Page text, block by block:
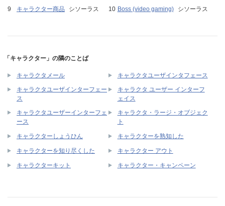
キャラクター商品
シソーラス Boss (video gaming) シソーラス
「キャラクター」の隣のことば
キャラクタメール
キャラクタユーザインタフェース
キャラクタユーザインターフェー
ス
キャラクタ ユーザー インターフ
ェイス
キャラクタユーザーインターフェ
ース
キャラクタ・ラージ・オブジェク
ト
キャラクターしょうひん キャラクターを熟知した
キャラクターを知り尽くした キャラクター アウト
キャラクターキット キャラクター・キャンペーン